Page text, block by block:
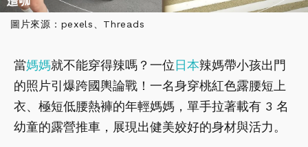
圖片來源：pexels、Threads
當媽媽就不能穿得辣嗎？一位日本辣媽帶小孩出門
的照片引爆跨國輿論戰！一名身穿桃紅色露腰短上
衣、極短低腰熱褲的年輕媽媽，單手拉著載有 3 名
幼童的露營推車，展現出健美姣好的身材與活力。